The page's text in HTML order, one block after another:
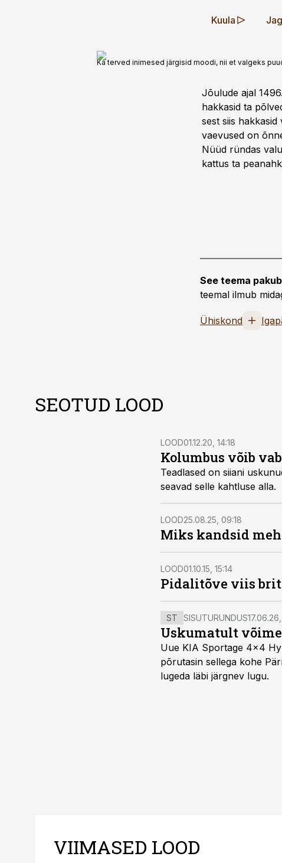
Kuula
Ka terved inimesed järgisid moodi, nii et valgeks
Jõulude ajal
hakkasid ­ta
sest siis
vaevused on
Nüüd ründas
kattus ta
See teema
teemal ilmub
Ühiskond
SEOTUD LOOD
LOOD01.12.20, 14:18
Kolumbus võib
Teadlased on siiani
seavad selle kahtluse alla.
LOOD25.08.25, 09:18
Miks kandsid
LOOD01.10.15, 15:14
Pidalitõve viis
ST SISUTURUNDUS
Uskumatult
Uue KIA Sportage 4x4
põrutasin sellega kohe
lugeda läbi järgnev lugu.
VIIMASED LOOD